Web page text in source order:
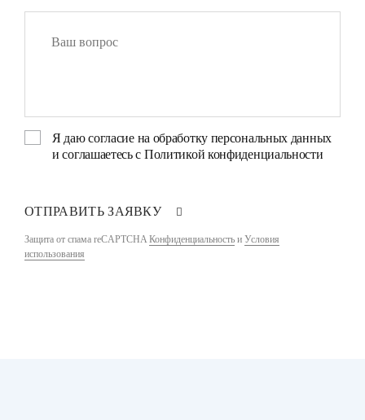
Я даюсогласие на обработку персональных данных
и соглашаетесь с Политикой конфиденциальности
ОТПРАВИТЬ ЗАЯВКУ
Защита от спама reCAPTCHAКонфиденциальность и Условия
использования